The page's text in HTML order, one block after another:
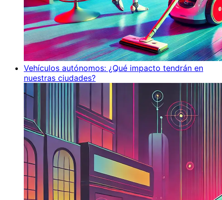
Vehículos autónomos: ¿Qué impacto tendrán en
nuestras ciudades?